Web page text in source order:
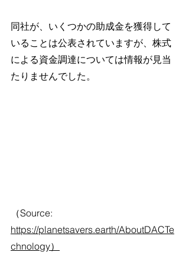
同社が、いくつかの助成金を獲得して
いることは公表されていますが、株式
による資金調達については情報が見当
たりませんでした。
（Source:
https://planetsavers.earth/AboutDACTe
chnology）